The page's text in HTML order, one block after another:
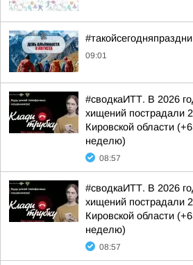
09:01
#сводкаИТТ. В 2026
хищений пострадали
Кировской области
неделю)
08:57
#сводкаИТТ. В 2026
хищений пострадали
Кировской области
неделю)
08:57